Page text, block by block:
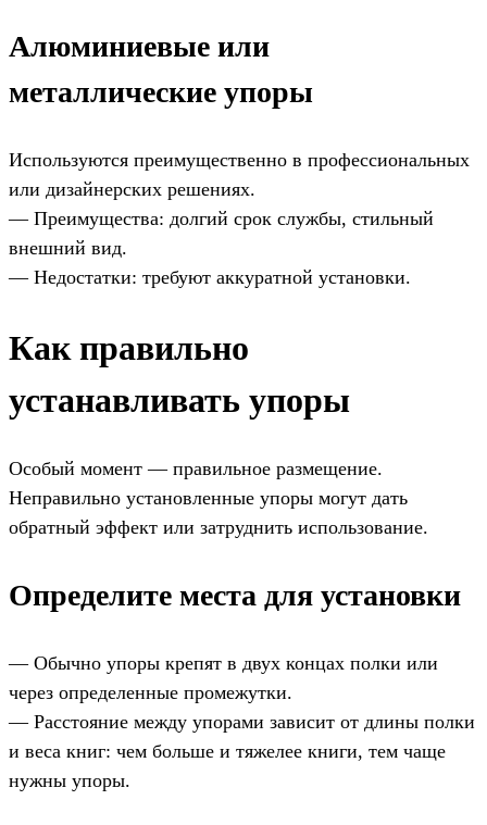
Алюминиевые или
металлические упоры
Используются преимущественно в профессиональных
или дизайнерских решениях.
— Преимущества: долгий срок службы, стильный
внешний вид.
— Недостатки: требуют аккуратной установки.
Как правильно
устанавливать упоры
Особый момент — правильное размещение.
Неправильно установленные упоры могут дать
обратный эффект или затруднить использование.
Определите места для установки
— Обычно упоры крепят в двух концах полки или
через определенные промежутки.
— Расстояние между упорами зависит от длины полки
и веса книг: чем больше и тяжелее книги, тем чаще
нужны упоры.